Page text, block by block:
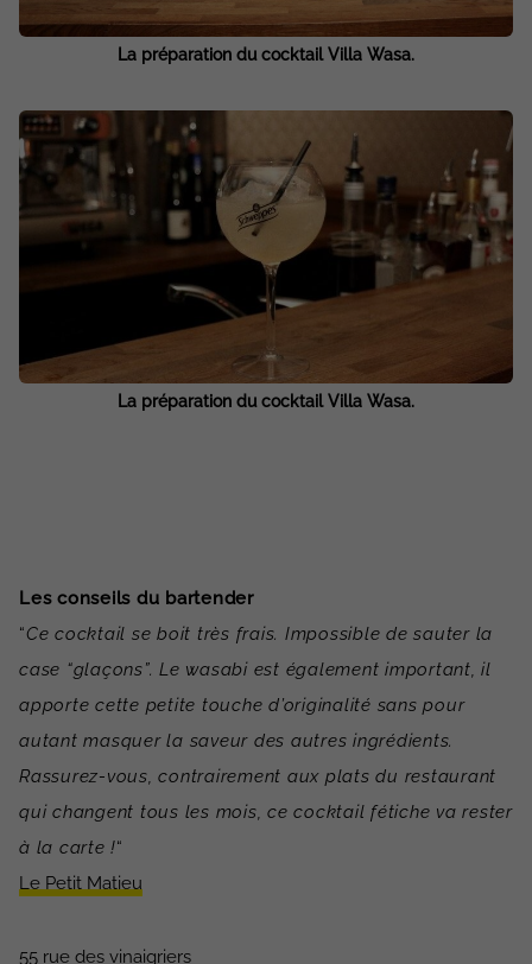
La préparation du cocktail Villa Wasa.
La préparation du cocktail Villa Wasa.
Les conseils du bartender
“Ce cocktail se boit très frais. Impossible de sauter la
case “glaçons”. Le wasabi est également important, il
apporte cette petite touche d’originalité sans pour
autant masquer la saveur des autres ingrédients.
Rassurez-vous, contrairement aux plats du restaurant
qui changent tous les mois, ce cocktail fétiche va rester
à la carte !“
Le Petit Matieu
55 rue des vinaigriers